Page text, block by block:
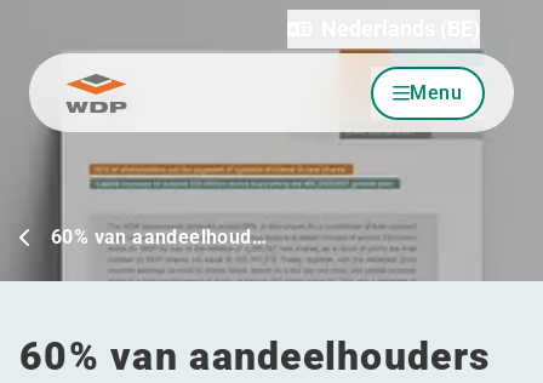
Ga naar inhoud Menu
60% van aandeelhoud…
60% van aandeelhouders